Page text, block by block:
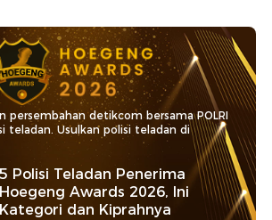
persembahan detikcom bersama POLRI
teladan. Usulkan polisi teladan di
5 Polisi Teladan Penerima
Hoegeng Awards 2026, Ini
Kategori dan Kiprahnya